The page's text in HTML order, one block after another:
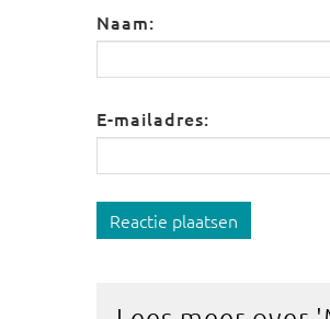
Naam:
E-mailadres:
Reactie plaatsen